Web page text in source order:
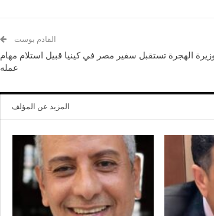
القادم بوست
الهجرة تستقبل سفير مصر في كينيا قبيل استلام مهام
عمله
المزيد عن المؤلف